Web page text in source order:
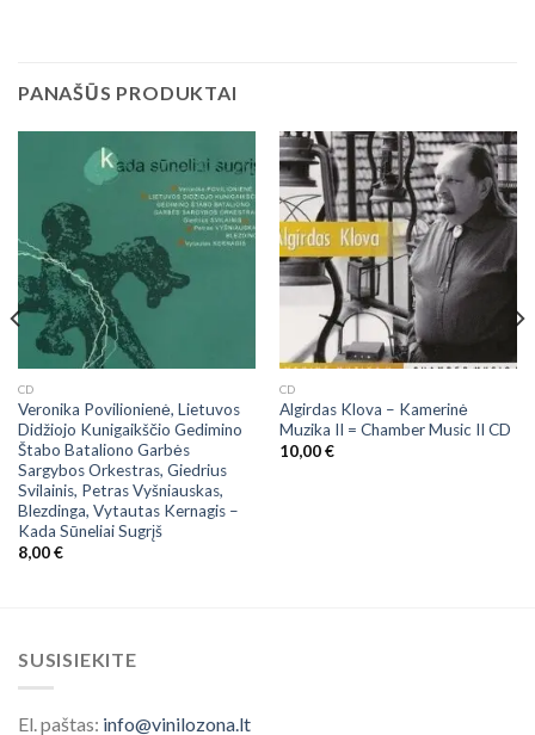
PANAŠŪS PRODUKTAI
CD
Veronika Povilionienė, Lietuvos
Didžiojo Kunigaikščio Gedimino
Štabo Bataliono Garbės
Sargybos Orkestras, Giedrius
Svilainis, Petras Vyšniauskas,
Blezdinga, Vytautas Kernagis ‎–
Kada Sūneliai Sugrįš
8,00€
CD
Algirdas Klova ‎– Kamerinė
Muzika II = Chamber Music II CD
10,00€
SUSISIEKITE
El. paštas: info@vinilozona.lt